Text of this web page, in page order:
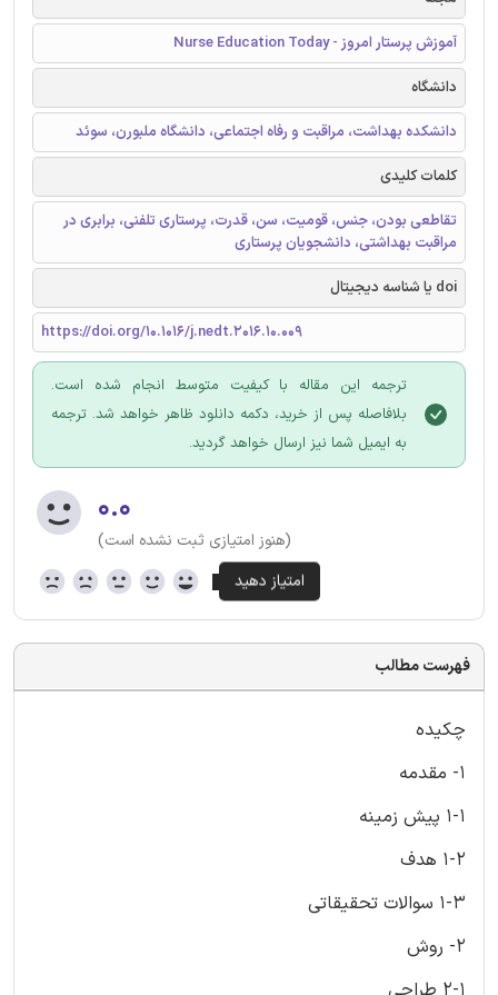
آموزش پرستار امروز - Nurse Education Today
دانشگاه
دانشکده بهداشت، مراقبت و رفاه اجتماعی، دانشگاه ملبورن، سوئد
کلمات کلیدی
تقاطعی بودن، جنس، قومیت، سن، قدرت، پرستاری تلفنی، برابری در
مراقبت بهداشتی، دانشجویان پرستاری
doi یا شناسه دیجیتال
https://doi.org/10.1016/j.nedt.2016.10.009
ترجمه این مقاله با کیفیت متوسط انجام شده است.
بلافاصله پس از خرید، دکمه دانلود ظاهر خواهد شد. ترجمه
به ایمیل شما نیز ارسال خواهد گردید.
۰.۰
(هنوز امتیازی ثبت نشده است)
فهرست مطالب
چکیده
1- مقدمه
1-1 پیش زمینه
1-2 هدف
1-3 سوالات تحقیقاتی
2- روش